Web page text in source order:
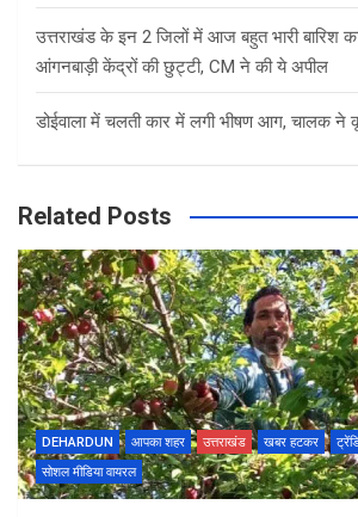
उत्तराखंड के इन 2 जिलों में आज बहुत भारी बारिश
आंगनबाड़ी केंद्रों की छुट्टी, CM ने की ये अपील
डोईवाला में चलती कार में लगी भीषण आग, चालक ने
Related Posts
DEHARDUN आपका शहर उत्तराखंड खबर हटकर
सोशल मीडिया वायरल